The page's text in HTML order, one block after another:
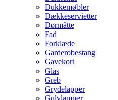
Dukkemøbler
Dækkeservietter
Dørmåtte
Fad
Forklæde
Garderobestang
Gavekort
Glas
Greb
Grydelapper
Gulvlamper